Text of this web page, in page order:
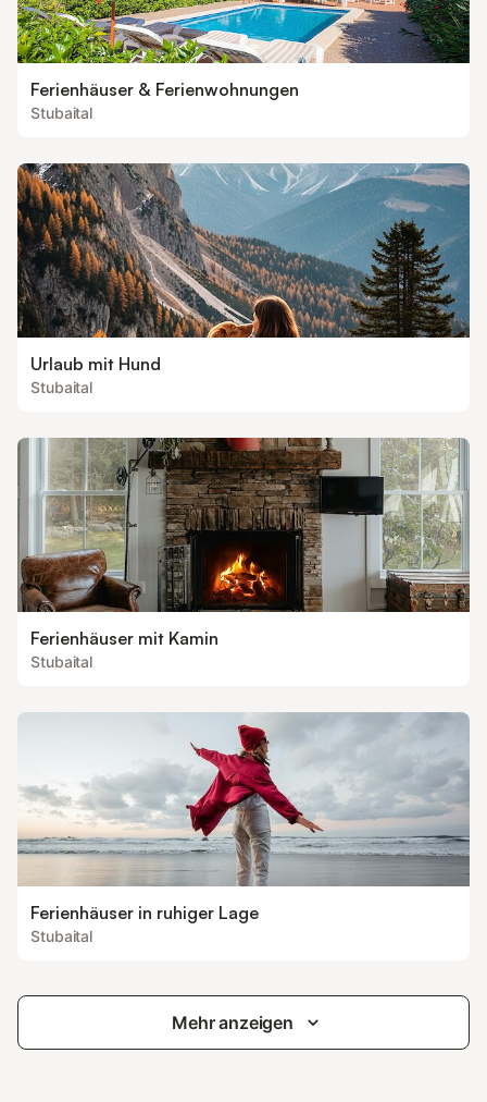
Ferienhäuser & Ferienwohnungen
Stubaital
Urlaub mit Hund
Stubaital
Ferienhäuser mit Kamin
Stubaital
Ferienhäuser in ruhiger Lage
Stubaital
Mehr anzeigen